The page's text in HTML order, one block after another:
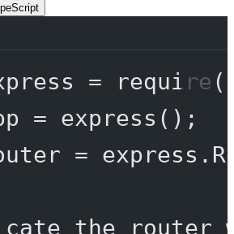
= require (
= express ();
= express.
the router